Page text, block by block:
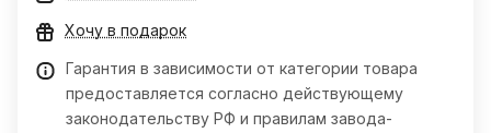
Хочу в подарок
Гарантия в зависимости от категории товара
предоставляется согласно действующему
законодательству РФ и правилам завода-